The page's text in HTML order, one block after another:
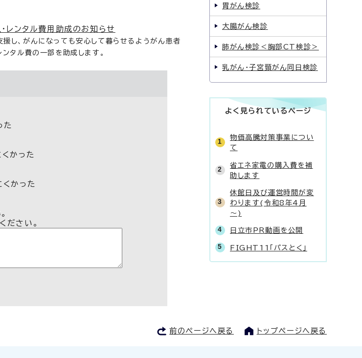
レンタル費用助成のお知らせ
し、がんになっても安心して暮らせるようがん患者
タル費の一部を助成します。
た
かった
くかった
ださい。
胃がん検診
大腸がん検診
肺がん検診＜胸部CT検診＞
乳がん・子宮頸がん同日検診
よく見られているページ
物価高騰対策事業につい
て
省エネ家電の購入費を補
助します
休館日及び運営時間が変
わります(令和8年4月
～)
日立市PR動画を公開
FIGHT11「パスとく」
前のページへ戻る トップページへ戻る